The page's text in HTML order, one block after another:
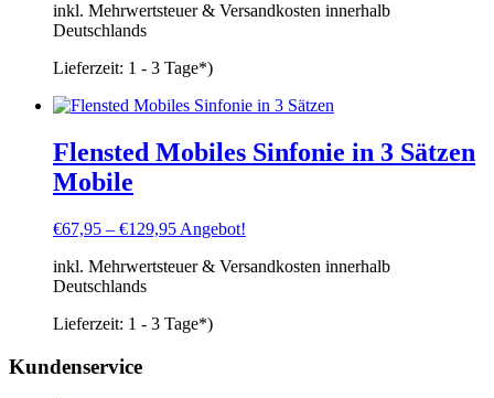
inkl. Mehrwertsteuer & Versandkosten innerhalb
Deutschlands
Lieferzeit: 1 - 3 Tage*)
Flensted Mobiles Sinfonie in 3 Sätzen
Mobile
€67,95 – €129,95 Angebot!
inkl. Mehrwertsteuer & Versandkosten innerhalb
Deutschlands
Lieferzeit: 1 - 3 Tage*)
Kundenservice